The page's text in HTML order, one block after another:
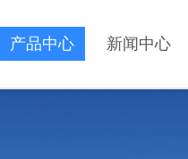
产品中心 新闻中心